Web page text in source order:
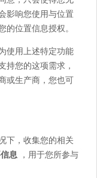
影响您使用与位置
位置信息授权。
使用上述特定功能
持您的这项需求，
或生产商，您也可
下，收集您的相关
息 ，用于您所参与